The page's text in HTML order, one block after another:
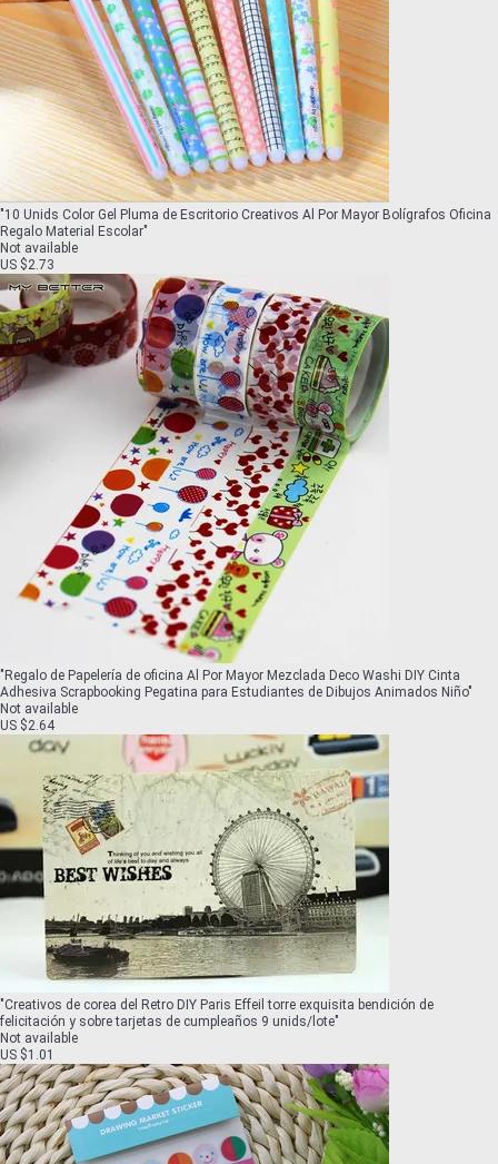
"10 Unids Color Gel Pluma de Escritorio Creativos Al Por Mayor Bolígrafos Oficina
Regalo Material Escolar"
Not available
US $2.73
" Regalo de Papelería de oficina Al Por Mayor Mezclada Deco Washi DIY Cinta
Adhesiva Scrapbooking Pegatina para Estudiantes de Dibujos Animados Niño"
Not available
US $2.64
"Creativos de corea del Retro DIY Paris Effeil torre exquisita bendición de
felicitación y sobre tarjetas de cumpleaños 9 unids/lote"
Not available
US $1.01